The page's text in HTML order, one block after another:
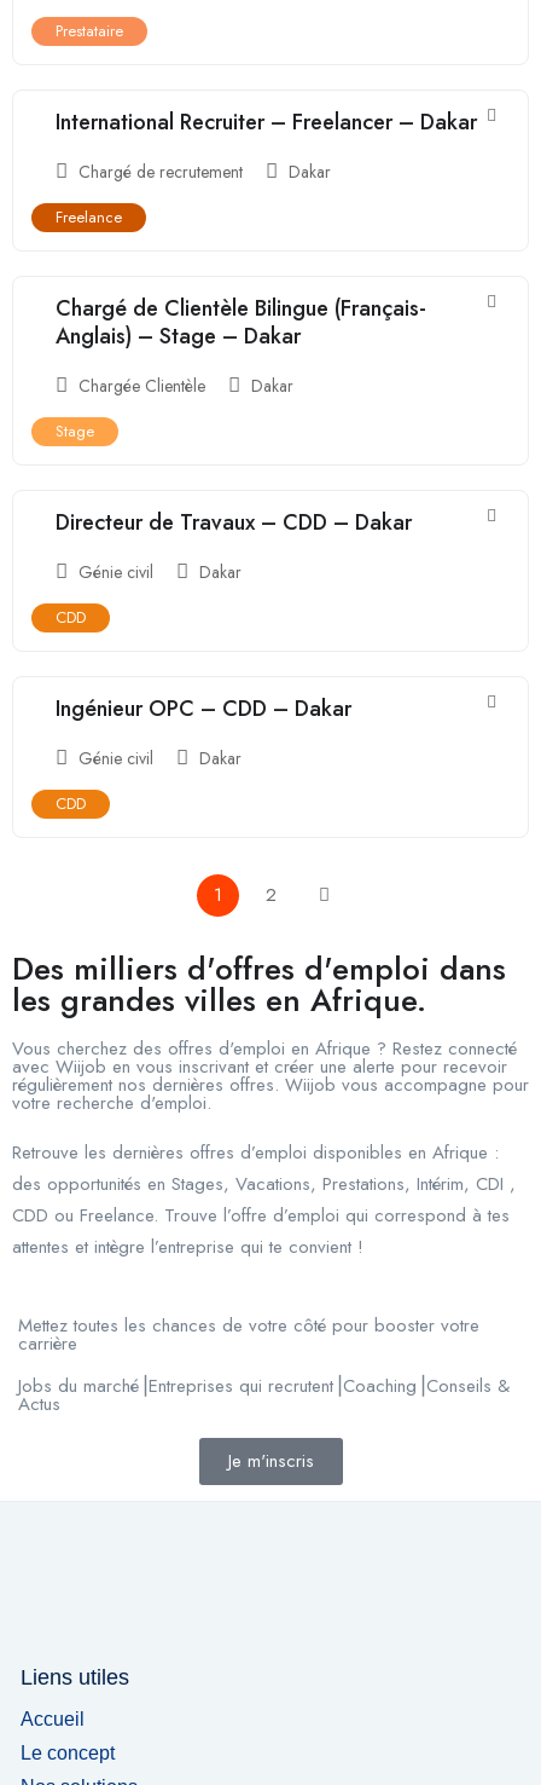
Prestataire
International Recruiter – Freelancer – Dakar
Chargé de recrutement Dakar
Freelance
Chargé de Clientèle Bilingue (Français-
Anglais) – Stage – Dakar
Chargée Clientèle Dakar
Stage
Directeur de Travaux – CDD – Dakar
Génie civil Dakar
CDD
Ingénieur OPC – CDD – Dakar
Génie civil Dakar
CDD
1 2
Des milliers d'offres d'emploi dans
les grandes villes en Afrique.
Vous cherchez des offres d'emploi en Afrique ? Restez connecté
avec Wiijob en vous inscrivant et créer une alerte pour recevoir
régulièrement nos dernières offres. Wiijob vous accompagne pour
votre recherche d'emploi.
Retrouve les dernières offres d’emploi disponibles en Afrique :
des opportunités en Stages, Vacations, Prestations, Intérim, CDI ,
CDD ou Freelance. Trouve l’offre d’emploi qui correspond à tes
attentes et intègre l’entreprise qui te convient !
Mettez toutes les chances de votre côté pour booster votre
carrière
Jobs du marché⎟Entreprises qui recrutent⎟Coaching⎟Conseils &
Actus
Je m'inscris
Liens utiles
Accueil
Le concept